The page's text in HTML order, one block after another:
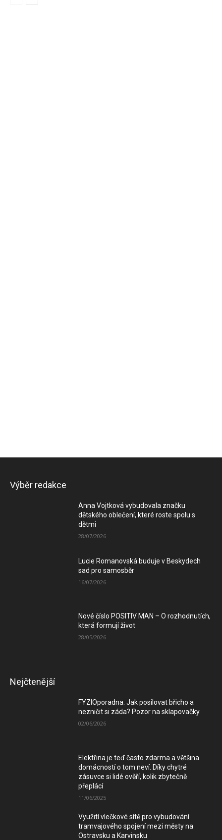
Výběr redakce
Anna Vojtková vybudovala značku
dětského oblečení, které roste spolu s
dětmi
28/07/2026
Lucie Romanovská buduje v Beskydech
sad pro samosběr
16/07/2026
Nové číslo POSITIV MAN – O rozhodnutích,
která formují život
28/05/2026
Nejčtenější
FYZIOporadna: Jak posilovat břicho a
nezničit si záda? Pozor na sklapovačky
02/06/2026
Elektřina je teď často zdarma a většina
domácností o tom neví. Díky chytré
zásuvce si lidé ověří, kolik zbytečně
přeplácí
11/06/2025
Využití vlečkové sítě pro vybudování
tramvajového spojení mezi městy na
Ostravsku a Karvinsku